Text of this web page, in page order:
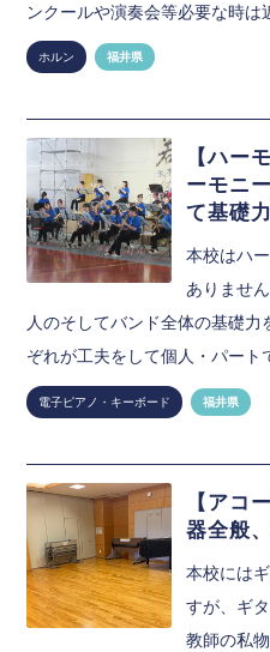
ンクールや演奏会等必要な時は
ホルン 福井県
【ハー
ーモニ
て基礎
本校はハ
ありませ
人のそしてバンド全体の基礎
ぞれが工夫をして個人・パート
電子ピアノ・キーボード 福井県
【アコ
器全般
本校には
すが、ギ
教師の私